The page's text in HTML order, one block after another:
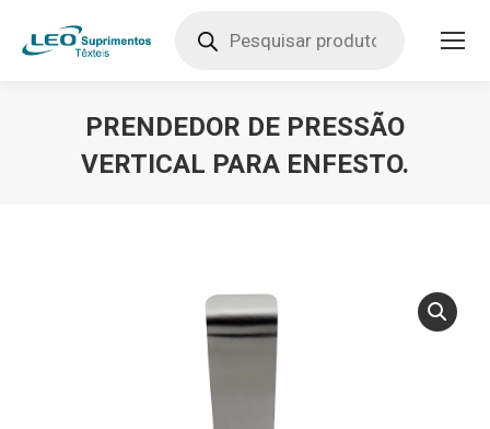
produtos
PRENDEDOR DE PRESSÃO
VERTICAL PARA ENFESTO.